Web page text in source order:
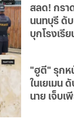
สลด! กรา
นนทบุรี ดั
บุกโรงเรี
"ฮูตี" รุกห
ในเยเมน
นาย เจ็บเ